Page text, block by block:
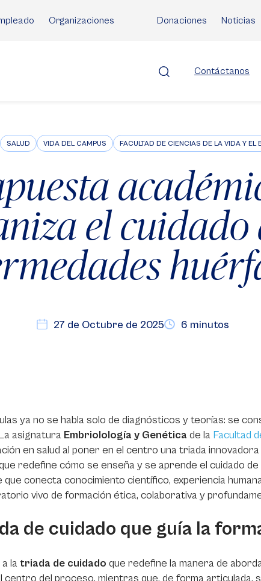
Organizaciones Donaciones Noticias
Contáctanos
SALUD VIDA DEL CAMPUS FACULTAD DE CIENCIAS DE LA VIDA Y EL
el cuidado
27 de Octubre de 2025 6 minutos
ya no se habla solo de diagnósticos y teorías: se
asignatura Embriolología y Genética de la Facultad
en salud al poner en el centro una triada
redefine cómo se enseña y se aprende el cuidado
que conecta conocimiento científico, experiencia
vivo de formación ética, colaborativa y
de cuidado que guía la
la triada de cuidado que redefine la manera de
centro del proceso, mientras que, de forma articulada,